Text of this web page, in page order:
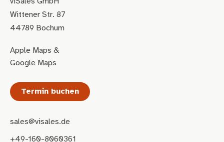
Wittener Str. 87
44789 Bochum
Apple Maps &
Google Maps
Termin buchen
sales@visales.de
+49-160-8060361